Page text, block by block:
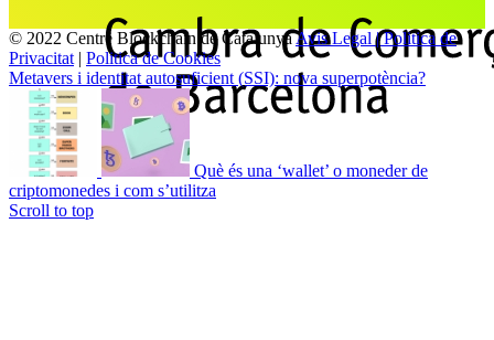
© 2022 Centre Blockchain de CatalunyaAvis Legal | Politica de
Privacitat | Politica de Cookies
Metavers i identitat autosuficient (SSI): nova superpotència?
Què és una ‘wallet’ o moneder de
criptomonedes i com s’utilitza
Scroll to top